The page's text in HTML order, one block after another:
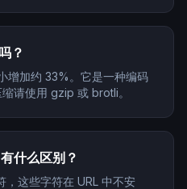
？
加约 33%。它是一种编码
请使用 gzip 或 brotli。
什么区别？
这些字符在 URL 中不安